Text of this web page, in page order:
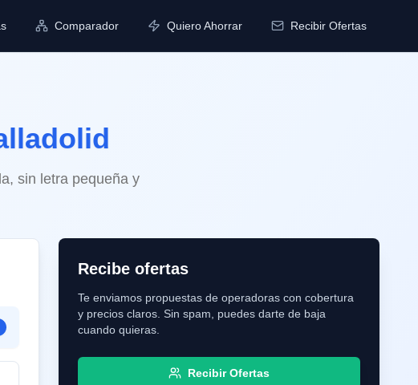
Comparador Quiero Ahorrar Recibir Ofertas
sin letra pequeña y
Recibe ofertas
Te enviamos propuestas de operadoras con cobertura
y precios claros. Sin spam, puedes darte de baja
cuando quieras.
Recibir Ofertas